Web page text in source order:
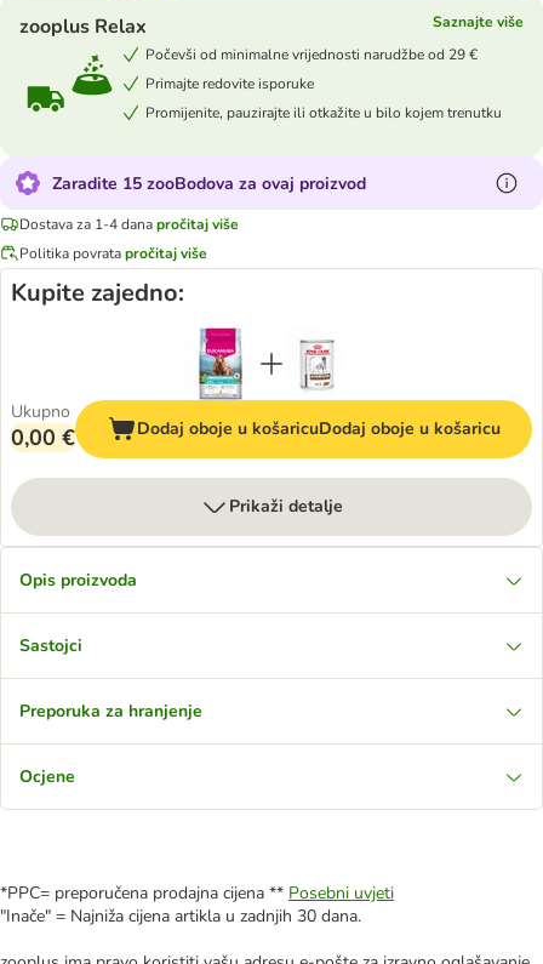
zooplus Relax
Saznajte više
Počevši od minimalne vrijednosti narudžbe od 29 €
Primajte redovite isporuke
Promijenite, pauzirajte ili otkažite u bilo kojem trenutku
Zaradite 15 zooBodova za ovaj proizvod
Dostava za 1-4 danapročitaj više
Politika povratapročitaj više
Kupite zajedno:
Ukupno
0,00 € Dodaj oboje u košaricuDodaj oboje u košaricu
Prikaži detalje
Opis proizvoda
Sastojci
Preporuka za hranjenje
Ocjene
*PPC= preporučena prodajna cijena ** Posebni uvjeti
"Inače" = Najniža cijena artikla u zadnjih 30 dana.